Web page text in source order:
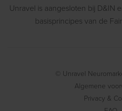
Unravel is aangesloten bij D&IN
basisprincipes van de
© Unravel
Algemene
Privacy &